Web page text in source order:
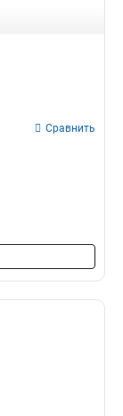
Сравнить